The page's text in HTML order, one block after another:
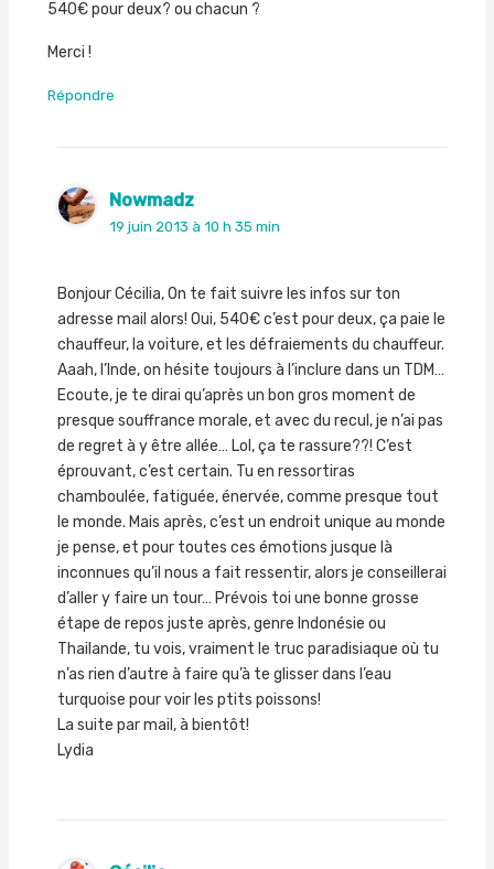
540€ pour deux? ou chacun ?
Merci !
Répondre
Nowmadz
19 juin 2013 à 10 h 35 min
Bonjour Cécilia, On te fait suivre les infos sur ton
adresse mail alors! Oui, 540€ c’est pour deux, ça paie le
chauffeur, la voiture, et les défraiements du chauffeur.
Aaah, l’Inde, on hésite toujours à l’inclure dans un TDM…
Ecoute, je te dirai qu’après un bon gros moment de
presque souffrance morale, et avec du recul, je n’ai pas
de regret à y être allée… Lol, ça te rassure??! C’est
éprouvant, c’est certain. Tu en ressortiras
chamboulée, fatiguée, énervée, comme presque tout
le monde. Mais après, c’est un endroit unique au monde
je pense, et pour toutes ces émotions jusque là
inconnues qu’il nous a fait ressentir, alors je conseillerai
d’aller y faire un tour… Prévois toi une bonne grosse
étape de repos juste après, genre Indonésie ou
Thailande, tu vois, vraiment le truc paradisiaque où tu
n’as rien d’autre à faire qu’à te glisser dans l’eau
turquoise pour voir les ptits poissons!
La suite par mail, à bientôt!
Lydia